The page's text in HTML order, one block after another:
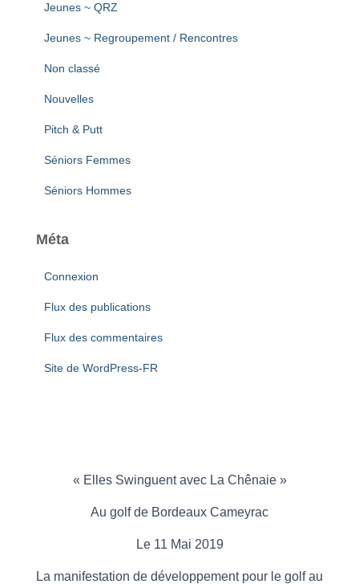
Jeunes ~ QRZ
Jeunes ~ Regroupement / Rencontres
Non classé
Nouvelles
Pitch & Putt
Séniors Femmes
Séniors Hommes
Méta
Connexion
Flux des publications
Flux des commentaires
Site de WordPress-FR
« Elles Swinguent avec La Chênaie »
Au golf de Bordeaux Cameyrac
Le 11 Mai 2019
La manifestation de développement pour le golf au